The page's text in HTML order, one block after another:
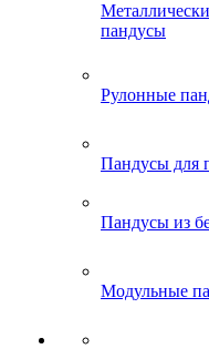
пандусы
Рулонные
Пандусы для
Пандусы из
Модульные